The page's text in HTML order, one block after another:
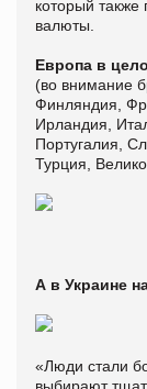
который
валюты.
Европа в
(во внимание
Финляндия,
Ирландия,
Португалия,
Турция,
А в Украине
«Люди стали
выбирают